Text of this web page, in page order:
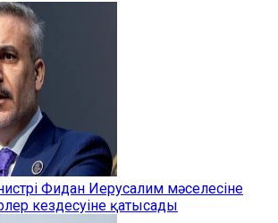
Фидан Иерусалим мәселесіне
кездесуіне қатысады